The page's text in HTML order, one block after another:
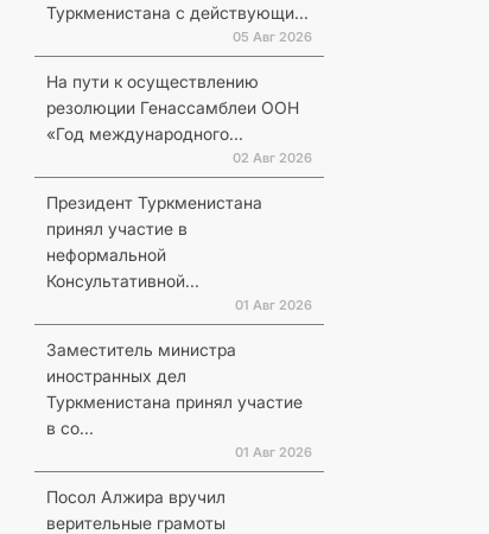
Туркменистана с действующи...
05 Авг 2026
На пути к осуществлению
резолюции Генассамблеи ООН
«Год международного...
02 Авг 2026
Президент Туркменистана
принял участие в
неформальной
Консультативной...
01 Авг 2026
Заместитель министра
иностранных дел
Туркменистана принял участие
в со...
01 Авг 2026
Посол Алжира вручил
верительные грамоты